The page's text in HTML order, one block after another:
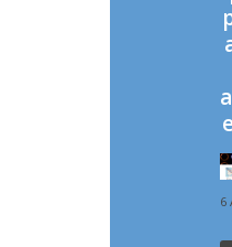
6